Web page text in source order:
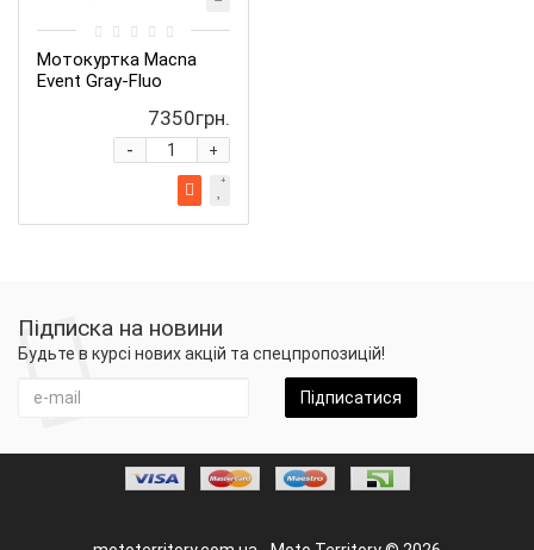
Мотокуртка Macna
Event Gray-Fluo
7350грн.
+
-
Підписка на новини
Будьте в курсі нових акцій та спецпропозицій!
Підписатися